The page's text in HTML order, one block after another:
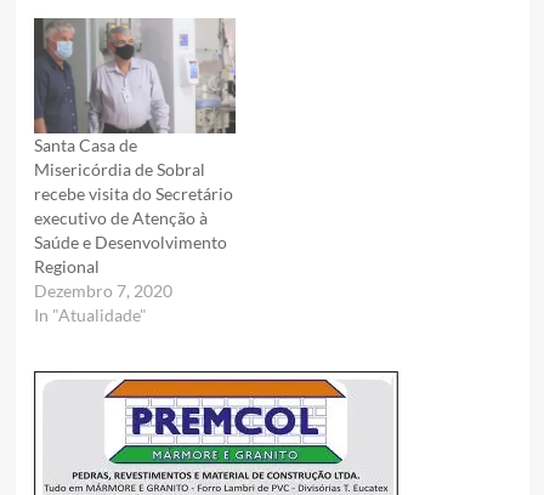
Santa Casa de
Misericórdia de Sobral
recebe visita do Secretário
executivo de Atenção à
Saúde e Desenvolvimento
Regional
Dezembro 7, 2020
In "Atualidade"